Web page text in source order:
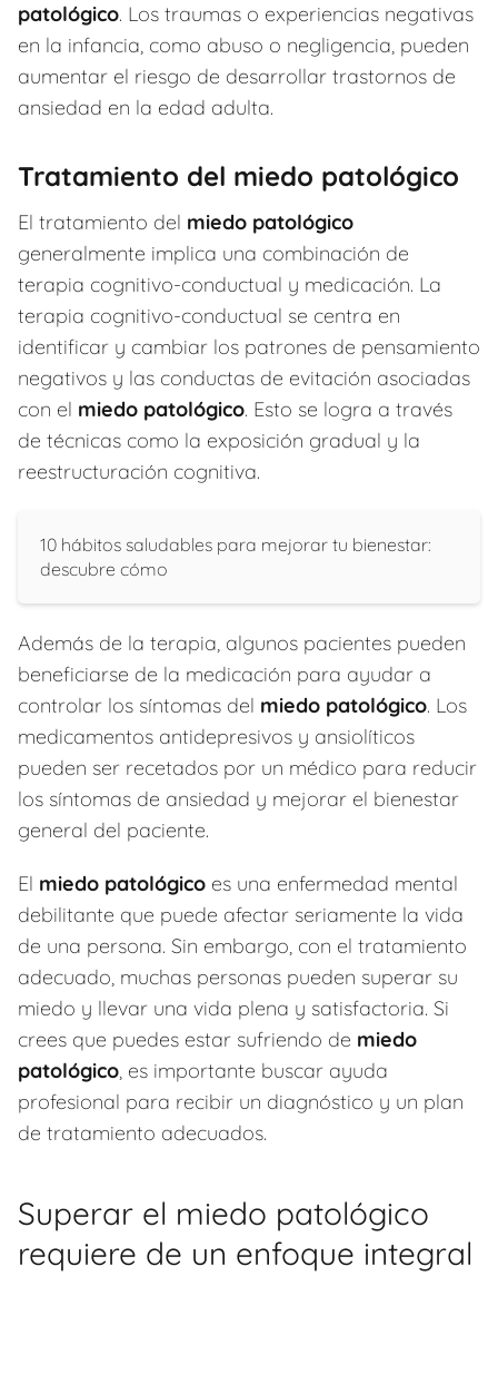
patológico. Los traumas o experiencias negativas
en la infancia, como abuso o negligencia, pueden
aumentar el riesgo de desarrollar trastornos de
ansiedad en la edad adulta.
Tratamiento del miedo patológico
El tratamiento del miedo patológico
generalmente implica una combinación de
terapia cognitivo-conductual y medicación. La
terapia cognitivo-conductual se centra en
identificar y cambiar los patrones de pensamiento
negativos y las conductas de evitación asociadas
con el miedo patológico. Esto se logra a través
de técnicas como la exposición gradual y la
reestructuración cognitiva.
10 hábitos saludables para mejorar tu bienestar:
descubre cómo
Además de la terapia, algunos pacientes pueden
beneficiarse de la medicación para ayudar a
controlar los síntomas del miedo patológico. Los
medicamentos antidepresivos y ansiolíticos
pueden ser recetados por un médico para reducir
los síntomas de ansiedad y mejorar el bienestar
general del paciente.
El miedo patológico es una enfermedad mental
debilitante que puede afectar seriamente la vida
de una persona. Sin embargo, con el tratamiento
adecuado, muchas personas pueden superar su
miedo y llevar una vida plena y satisfactoria. Si
crees que puedes estar sufriendo de miedo
patológico, es importante buscar ayuda
profesional para recibir un diagnóstico y un plan
de tratamiento adecuados.
Superar el miedo patológico
requiere de un enfoque integral